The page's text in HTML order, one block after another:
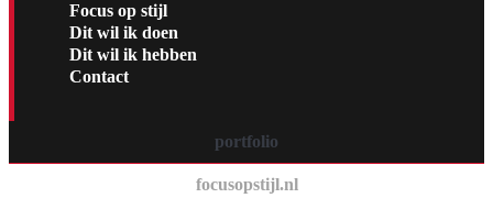
Focus op stijl
Dit wil ik doen
Dit wil ik hebben
Contact
portfolio
focusopstijl.nl